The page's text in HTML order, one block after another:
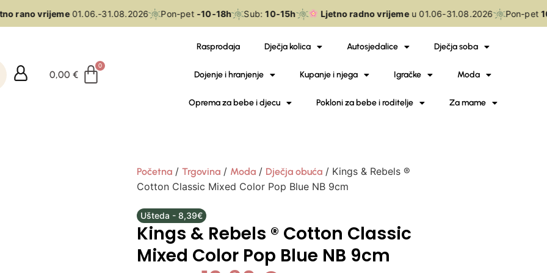
rano vrijeme01.06.-31.08.2026 Pon-pet-10-18h Sub:10-15h Ljetno radno vrijemeu 01.06-31.08.2026 Pon-pet
0,00€
Rasprodaja Dječja kolica Autosjedalice Dječja soba
Dojenje i hranjenje Kupanje i njega Igračke Moda
Oprema za bebe i djecu Pokloni za bebe i roditelje Za mame
Početna / Trgovina / Moda / Dječja obuća / Kings & Rebels ®
Cotton Classic Mixed Color Pop Blue NB 9cm
Ušteda - 8,39€
Kings & Rebels ® Cotton Classic
Mixed Color Pop Blue NB 9cm